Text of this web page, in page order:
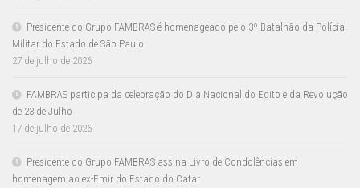
Presidente do Grupo FAMBRAS é homenageado pelo 3º Batalhão da Polícia
Militar do Estado de São Paulo
27 de julho de 2026
FAMBRAS participa da celebração do Dia Nacional do Egito e da Revolução
de 23 de Julho
17 de julho de 2026
Presidente do Grupo FAMBRAS assina Livro de Condolências em
homenagem ao ex-Emir do Estado do Catar